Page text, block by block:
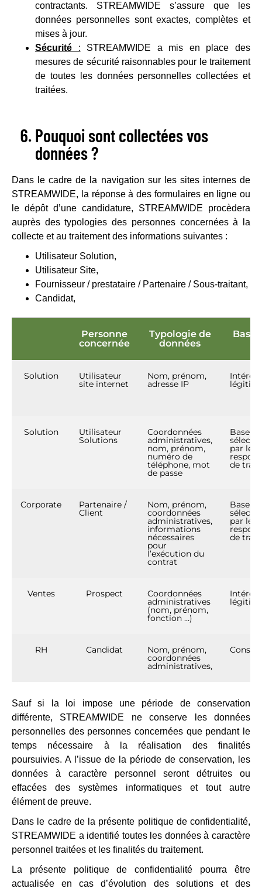
contractants. STREAMWIDE s’assure que les
données personnelles sont exactes, complètes et
mises à jour.
Sécurité : STREAMWIDE a mis en place des
mesures de sécurité raisonnables pour le traitement
de toutes les données personnelles collectées et
traitées.
Pouquoi sont collectées vos
données ?
Dans le cadre de la navigation sur les sites internes de
STREAMWIDE, la réponse à des formulaires en ligne ou
le dépôt d’une candidature, STREAMWIDE procèdera
auprès des typologies des personnes concernées à la
collecte et au traitement des informations suivantes :
Utilisateur Solution,
Utilisateur Site,
Fournisseur / prestataire / Partenaire / Sous-traitant,
Candidat,
Personne
concernée
Typologie de
données
Base
Solution Utilisateur
site internet
Nom, prénom,
adresse IP
Intérêt
Solution Utilisateur
Solutions
Coordonnées
administratives,
nom, prénom,
numéro de
téléphone, mot
de passe
Base
par le
de
Corporate Partenaire /
Client
Nom, prénom,
coordonnées
administratives,
informations
nécessaires
pour
l’exécution du
contrat
Base
par le
de
Ventes Prospect Coordonnées
administratives
(nom, prénom,
fonction …)
Intérêt
RH Candidat Nom, prénom,
coordonnées
administratives,
Sauf si la loi impose une période de conservation
différente, STREAMWIDE ne conserve les données
personnelles des personnes concernées que pendant le
temps nécessaire à la réalisation des finalités
poursuivies. A l’issue de la période de conservation, les
données à caractère personnel seront détruites ou
effacées des systèmes informatiques et tout autre
élément de preuve.
Dans le cadre de la présente politique de confidentialité,
STREAMWIDE a identifié toutes les données à caractère
personnel traitées et les finalités du traitement.
La présente politique de confidentialité pourra être
actualisée en cas d’évolution des solutions et des